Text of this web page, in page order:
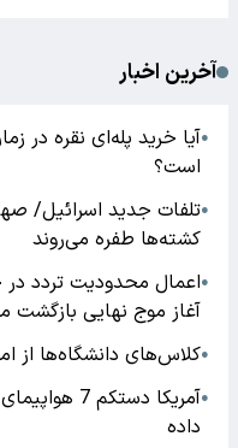
آخرین اخبار
●آیا خرید پله‌ای نقره در
است؟
●تلفات جدید اسرائیل/
کشته‌ها طفره می‌روند
●
آغاز موج نهایی بازگشت
●کلاس‌های دانشگاه‌ها از
●
آمریکا
داده